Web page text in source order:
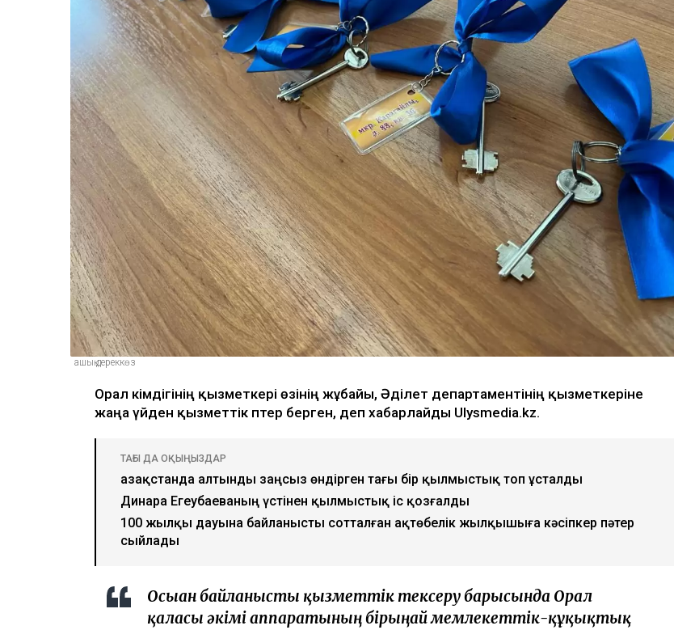
ашық дереккөз
Орал әкімдігінің қызметкері өзінің жұбайы, Әділет департаментінің қызметкеріне
жаңа үйден қызметтік пәтер берген, деп хабарлайды Ulysmedia.kz.
ТАҒЫ ДА ОҚЫҢЫЗДАР
Қазақстанда алтынды заңсыз өндірген тағы бір қылмыстық топ ұсталды
Динара Егеубаеваның үстінен қылмыстық іс қозғалды
100 жылқы дауына байланысты сотталған ақтөбелік жылқышыға кәсіпкер пәтер
сыйлады
Осыған байланысты қызметтік тексеру барысында Орал
қаласы әкімі аппаратының бірыңғай мемлекеттік-құқықтық